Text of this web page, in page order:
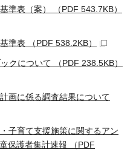
表（案） （PDF 543.7KB）
表 （PDF 538.2KB）
について （PDF 238.5KB）
画に係る調査結果について
子育て支援施策に関するアン
保護者集計速報 （PDF